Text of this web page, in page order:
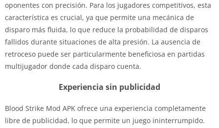
oponentes con precisión. Para los jugadores competitivos, esta
característica es crucial, ya que permite una mecánica de
disparo más fluida, lo que reduce la probabilidad de disparos
fallidos durante situaciones de alta presión. La ausencia de
retroceso puede ser particularmente beneficiosa en partidas
multijugador donde cada disparo cuenta.
Experiencia sin publicidad
Blood Strike Mod APK ofrece una experiencia completamente
libre de publicidad, lo que permite un juego ininterrumpido.